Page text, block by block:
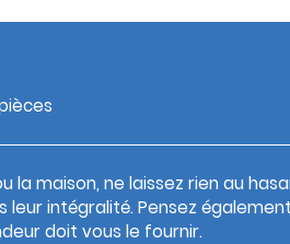
la maison, ne laissez rien au
leur intégralité. Pensez
doit vous le fournir.